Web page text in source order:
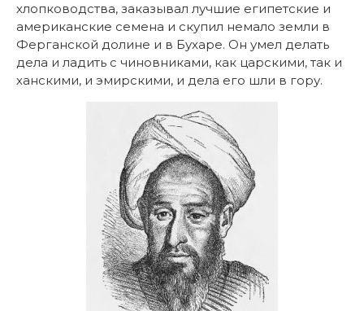
хлопководства, заказывал лучшие египетские и
американские семена и скупил немало земли в
Ферганской долине и в Бухаре. Он умел делать
дела и ладить с чиновниками, как царскими, так и
ханскими, и эмирскими, и дела его шли в гору.